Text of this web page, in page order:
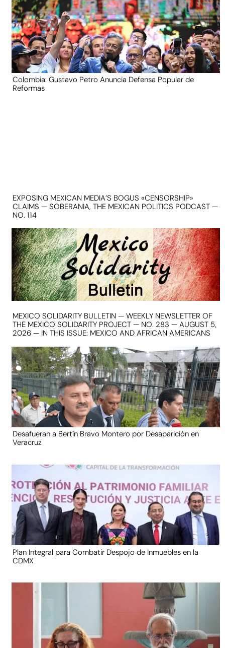
Colombia: Gustavo Petro Anuncia Defensa Popular de
Reformas
EXPOSING MEXICAN MEDIA’S BOGUS «CENSORSHIP»
CLAIMS — SOBERANIA, THE MEXICAN POLITICS PODCAST —
NO. 114
MEXICO SOLIDARITY BULLETIN — WEEKLY NEWSLETTER OF
THE MEXICO SOLIDARITY PROJECT — NO. 283 — AUGUST 5,
2026 — IN THIS ISSUE: MEXICO AND AFRICAN AMERICANS
Desafueran a Bertín Bravo Montero por Desaparición en
Veracruz
Plan Integral para Combatir Despojo de Inmuebles en la
CDMX